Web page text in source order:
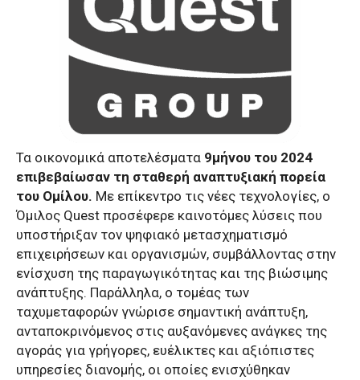
Τα οικονομικά αποτελέσματα 9μήνου του 2024
επιβεβαίωσαν τη σταθερή αναπτυξιακή πορεία
του Ομίλου. Με επίκεντρο τις νέες τεχνολογίες, ο
Όμιλος Quest προσέφερε καινοτόμες λύσεις που
υποστήριξαν τον ψηφιακό μετασχηματισμό
επιχειρήσεων και οργανισμών, συμβάλλοντας στην
ενίσχυση της παραγωγικότητας και της βιώσιμης
ανάπτυξης. Παράλληλα, ο τομέας των
ταχυμεταφορών γνώρισε σημαντική ανάπτυξη,
ανταποκρινόμενος στις αυξανόμενες ανάγκες της
αγοράς για γρήγορες, ευέλικτες και αξιόπιστες
υπηρεσίες διανομής, οι οποίες ενισχύθηκαν